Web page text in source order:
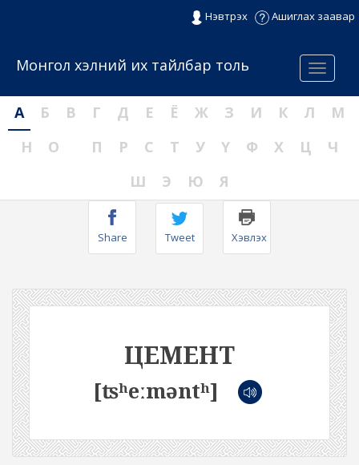
Нэвтрэх Ашиглах заавар
Menu
Монгол хэлний их тайлбар толь
А Б В Г Д Е Ё Ж З И К Л
М
Н
О П Р С Т У Ү Ф Х Ц
Ч
Ш
Э Ю Я
Share Tweet Хэвлэх
ЦЕМЕНТ
[ʦʰeːməntʰ]